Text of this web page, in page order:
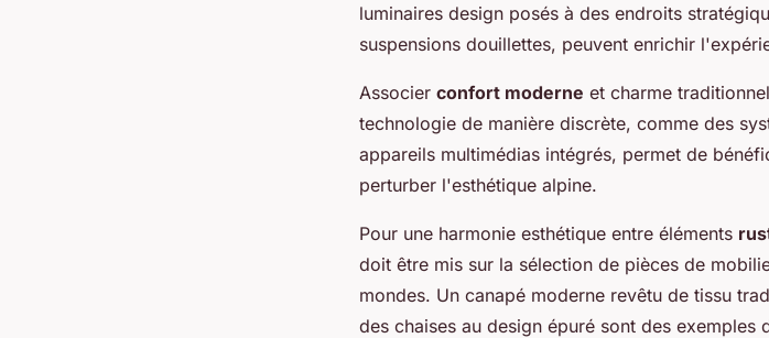
luminaires design posés à des endroits
suspensions douillettes, peuvent enrichir
Associer confort moderne et charme
technologie de manière discrète, comme des
appareils multimédias intégrés, permet de
perturber l'esthétique alpine.
Pour une harmonie esthétique entre éléments
doit être mis sur la sélection de pièces de
mondes. Un canapé moderne revêtu de tissu
des chaises au design épuré sont des